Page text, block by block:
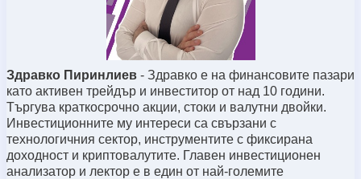
Здравко Пиринлиев - Здравко е на финансовите пазари
като активен трейдър и инвеститор от над 10 години.
Търгува краткосрочно акции, стоки и валутни двойки.
Инвестиционните му интереси са свързани с
технологичния сектор, инструментите с фиксирана
доходност и криптовалутите. Главен инвестиционен
анализатор и лектор е в един от най-големите